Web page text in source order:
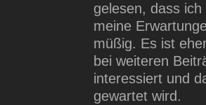
gelesen, dass
meine
müßig. Es ist
bei weiteren
interessiert und
gewartet wird.